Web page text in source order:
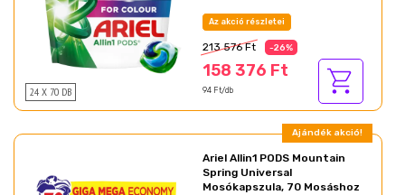
24 X 70 DB
Az akció részletei
213 576 Ft -26%
158 376 Ft
94 Ft/db
Ajándék akció!
Ariel Allin1 PODS Mountain
Spring Universal
Mosókapszula, 70 Mosáshoz